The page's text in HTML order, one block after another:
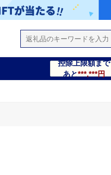
控除上限額まで
あと***,***円